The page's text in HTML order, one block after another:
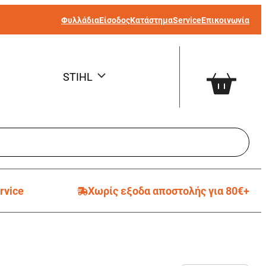
ΦυλλάδιαΕίσοδοςΚατάστημαServiceΕπικοινωνία
STIHL
Χωρίς εξοδα αποστολής για 80€+